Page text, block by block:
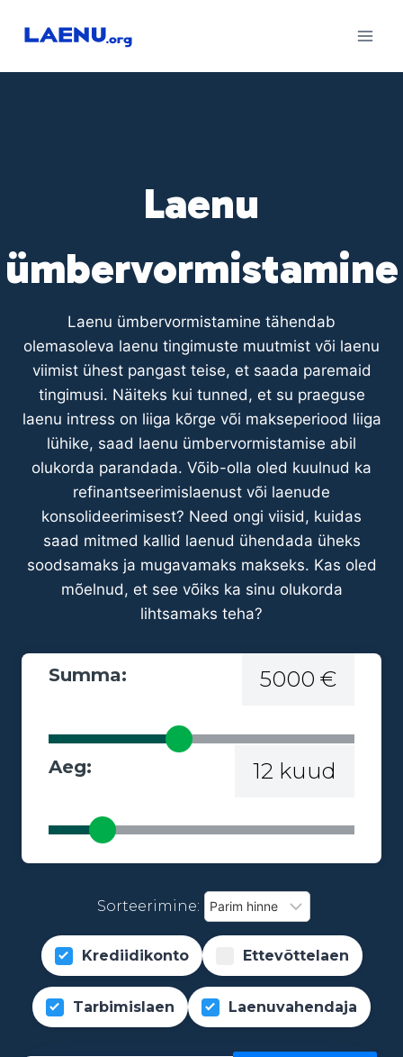
Laenu
ümbervormistamine
Laenu ümbervormistamine tähendab
olemasoleva laenu tingimuste muutmist või laenu
viimist ühest pangast teise, et saada paremaid
tingimusi. Näiteks kui tunned, et su praeguse
laenu intress on liiga kõrge või makseperiood liiga
lühike, saad laenu ümbervormistamise abil
olukorda parandada. Võib-olla oled kuulnud ka
refinantseerimislaenust või laenude
konsolideerimisest? Need ongi viisid, kuidas
saad mitmed kallid laenud ühendada üheks
soodsamaks ja mugavamaks makseks. Kas oled
mõelnud, et see võiks ka sinu olukorda
lihtsamaks teha?
Summa: 5000 €
Aeg: 12 kuud
Sorteerimine:
Krediidikonto Ettevõttelaen
Tarbimislaen Laenuvahendaja